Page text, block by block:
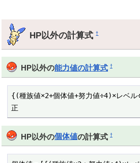
HP以外の計算式†
HP以外の能力値の計算式 †
{(種族値×2+個体値+努力値÷4)×レベ
正
HP以外の個体値の計算式 †